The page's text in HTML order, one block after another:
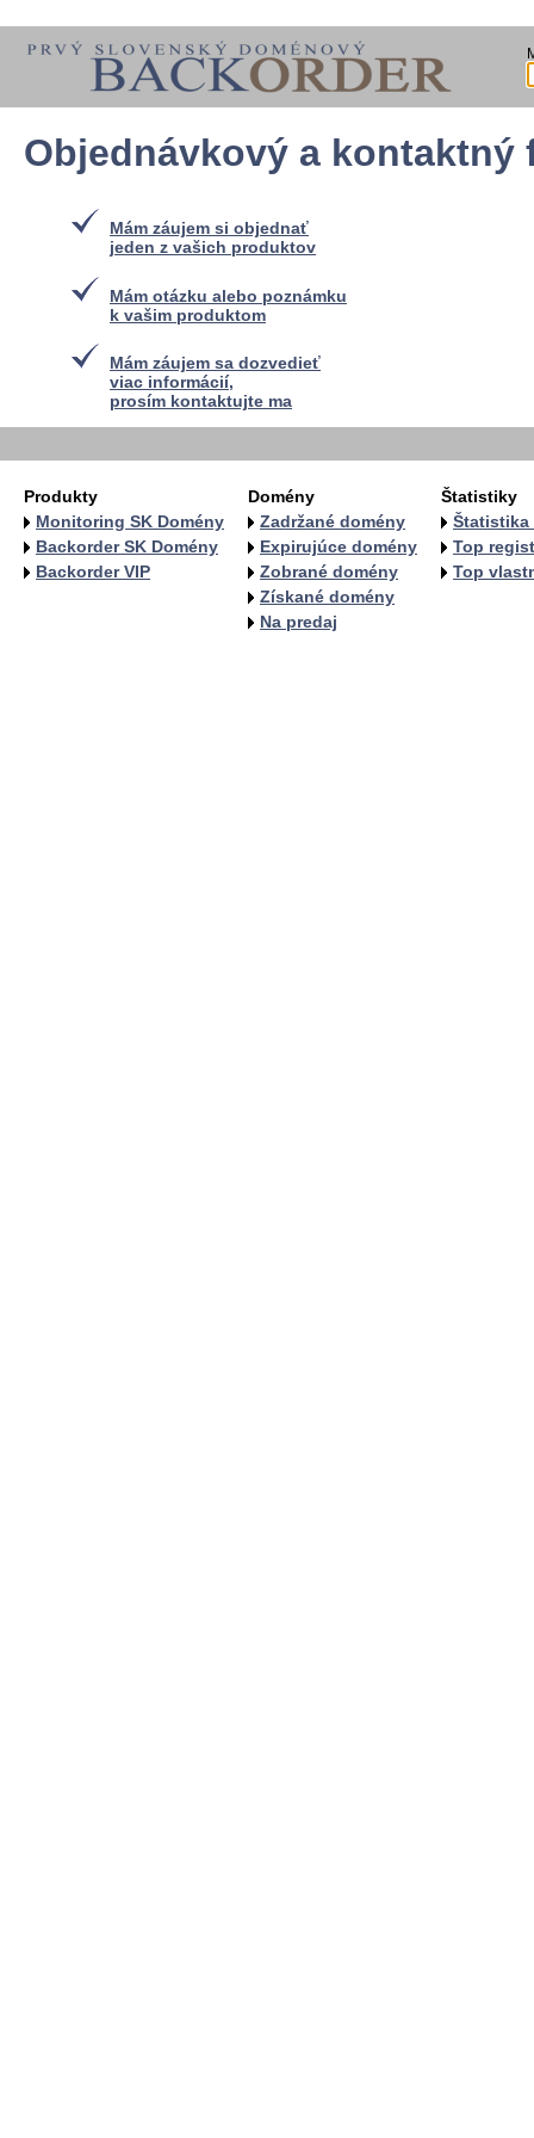
Objednávkový a kontaktný
Mám záujem si objednať
jeden z vašich produktov
Mám otázku alebo poznámku
k vašim produktom
Mám záujem sa dozvedieť
viac informácií,
prosím kontaktujte ma
Produkty
Monitoring SK Domény
Backorder SK Domény
Backorder VIP
Domény
Zadržané domény
Expirujúce domény
Zobrané domény
Získané domény
Na predaj
Štatistiky
Štatistika
Top
Top